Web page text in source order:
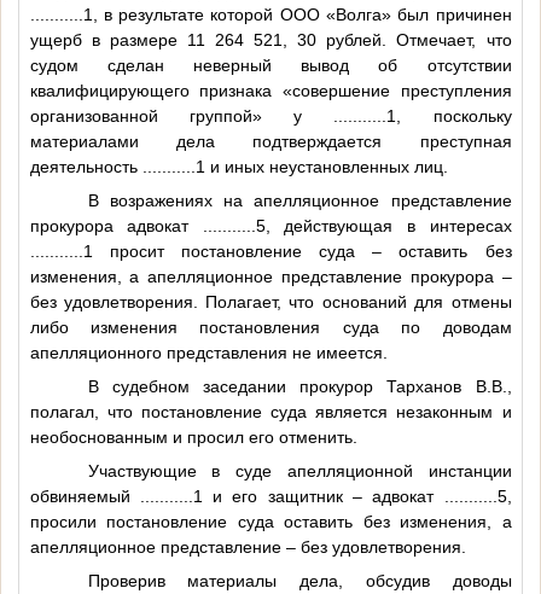
...........1
, в результате которой ООО «Волга» был причинен
ущерб в размере 11 264 521, 30 рублей. Отмечает, что
судом сделан неверный вывод об отсутствии
квалифицирующего признака «совершение преступления
организованной группой» у
...........1
, поскольку
материалами дела подтверждается преступная
деятельность
...........1 и иных неустановленных лиц.
В возражениях на апелляционное представление
прокурора адвокат
...........5, действующая в интересах
...........1
просит постановление суда – оставить без
изменения, а апелляционное представление прокурора –
без удовлетворения. Полагает, что оснований для отмены
либо изменения постановления суда по доводам
апелляционного представления не имеется.
В судебном заседании прокурор Тарханов В.В.,
полагал, что постановление суда является незаконным и
необоснованным и просил его отменить.
Участвующие в суде апелляционной инстанции
обвиняемый
...........1 и его защитник – адвокат ...........5,
просили постановление суда оставить без изменения, а
апелляционное представление – без удовлетворения.
Проверив материалы дела, обсудив доводы